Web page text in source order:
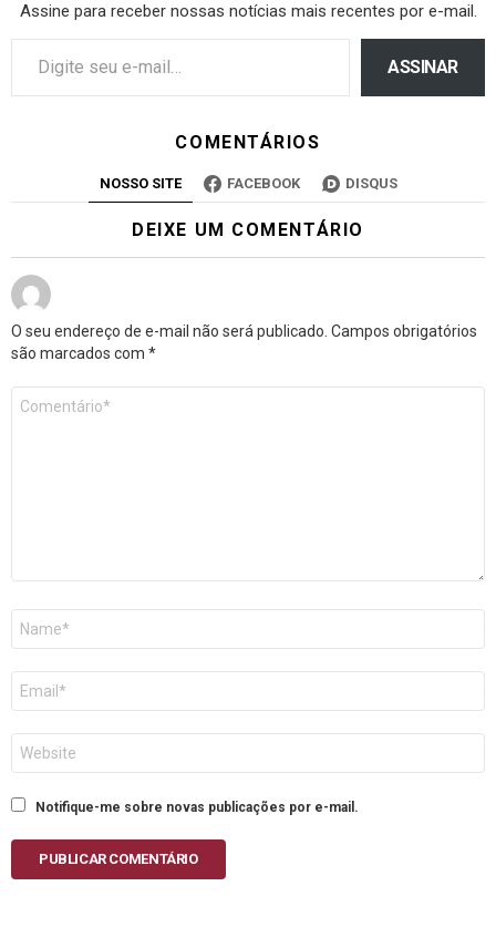
Assine para receber nossas notícias mais recentes por e-mail.
ASSINAR
COMENTÁRIOS
NOSSO SITE FACEBOOK DISQUS
DEIXE UM COMENTÁRIO
O seu endereço de e-mail não será publicado. Campos obrigatórios
são marcados com *
mail
Notifique-me sobre novas publicações por e-mail.
PUBLICAR COMENTÁRIO